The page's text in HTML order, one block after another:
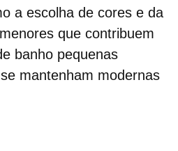
a escolha de cores e da
que contribuem
banho pequenas
mantenham modernas